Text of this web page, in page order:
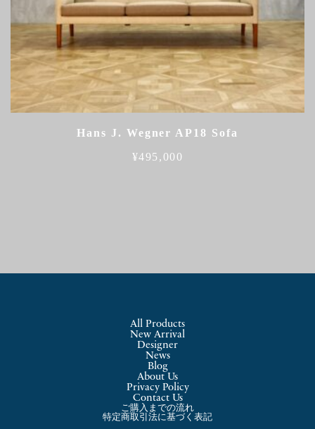
Hans J. Wegner AP18 Sofa
¥495,000
All Products
New Arrival
Designer
News
Blog
About Us
Privacy Policy
Contact Us
ご購入までの流れ
特定商取引法に基づく表記